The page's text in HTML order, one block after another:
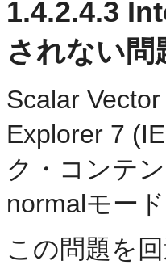
1.4.2.4.3
されない問
Scalar
Explorer 7
ク・コンテ
normalモー
この問題を